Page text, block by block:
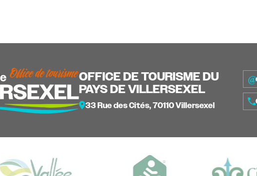
OFFICE DE TOURISME DU
PAYS DE VILLERSEXEL
33 Rue des Cités, 70110 Villersexel